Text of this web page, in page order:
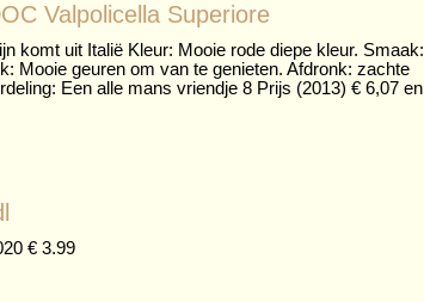
Valpolicella Superiore
komt uit Italië Kleur: Mooie rode diepe kleur. Smaak:
Mooie geuren om van te genieten. Afdronk: zachte
Een alle mans vriendje 8 Prijs (2013) € 6,07 en
€ 3.99